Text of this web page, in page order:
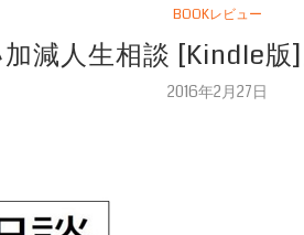
BOOKレビュー
減人生相談 [Kindle
2016年2月27日